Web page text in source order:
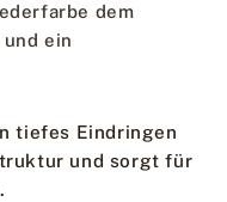
dem
ein
tiefes Eindringen
und sorgt für